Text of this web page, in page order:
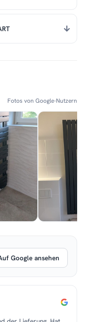
Fotos von Google-Nutzern
Google ansehen